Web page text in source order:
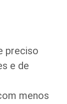
preciso
e de
menos